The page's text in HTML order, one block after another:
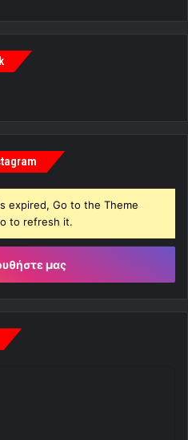
expired, Go to the Theme
to refresh it.
μας